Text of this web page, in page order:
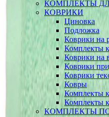
КОМПЛЕКТЫ
КОВРИКИ
Циновка
Подложка
Коврики на
Комплекты
Коврики на
Коврики
Коврики
Ковры
Комплекты
Комплекты
КОМПЛЕКТЫ